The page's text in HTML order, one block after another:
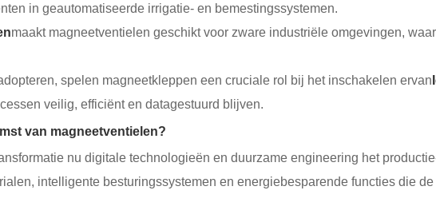
in geautomatiseerde irrigatie- en bemestingssystemen.
maakt magneetventielen geschikt voor zware industriële omgevingen,
spelen magneetkleppen een cruciale rol bij het inschakelen ervan
veilig, efficiënt en datagestuurd blijven.
van magneetventielen?
nu digitale technologieën en duurzame engineering het
intelligente besturingssystemen en energiebesparende functies die